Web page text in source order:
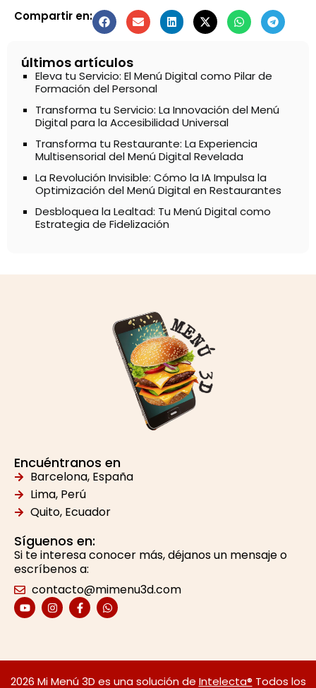
Compartir en:
últimos artículos
Eleva tu Servicio: El Menú Digital como Pilar de
Formación del Personal
Transforma tu Servicio: La Innovación del Menú
Digital para la Accesibilidad Universal
Transforma tu Restaurante: La Experiencia
Multisensorial del Menú Digital Revelada
La Revolución Invisible: Cómo la IA Impulsa la
Optimización del Menú Digital en Restaurantes
Desbloquea la Lealtad: Tu Menú Digital como
Estrategia de Fidelización
Encuéntranos en
Barcelona, España
Lima, Perú
Quito, Ecuador
Síguenos en:
Si te interesa conocer más, déjanos un mensaje o
escríbenos a:
contacto@mimenu3d.com
Y
o
u
e
I
n
s
r
a
F
a
c
o
k
W
h
a
p
2026 Mi Menú 3D es una solución de Intelecta® Todos los